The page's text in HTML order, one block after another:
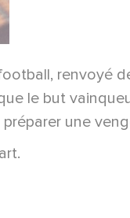
renvoyé
le but
une